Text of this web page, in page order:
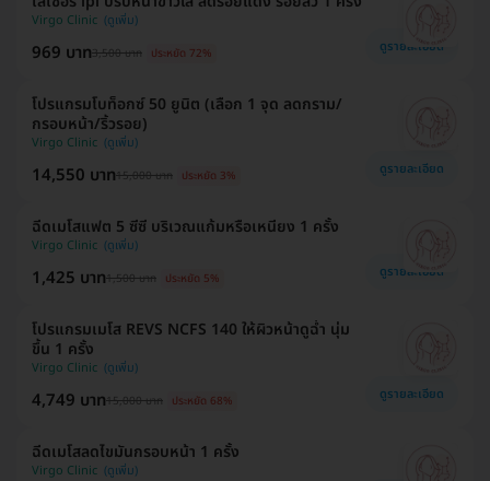
Virgo Clinic
969 บาท3,500 บาท ประหยัด 72% ดูรายละเอียด
โปรแกรมโบท็อกซ์ 50 ยูนิต (เลือก 1 จุด ลดกราม/
กรอบหน้า/ริ้วรอย)
Virgo Clinic
14,550 บาท15,000 บาท ประหยัด 3% ดูรายละเอียด
ฉีดเมโสแฟต 5 ซีซี บริเวณแก้มหรือเหนียง 1 ครั้ง
Virgo Clinic
1,425 บาท1,500 บาท ประหยัด 5% ดูรายละเอียด
โปรแกรมเมโส REVS NCFS 140 ให้ผิวหน้าดูฉ่ำ นุ่ม
ขึ้น 1 ครั้ง
Virgo Clinic
4,749 บาท15,000 บาท ประหยัด 68% ดูรายละเอียด
ฉีดเมโสลดไขมันกรอบหน้า 1 ครั้ง
Virgo Clinic